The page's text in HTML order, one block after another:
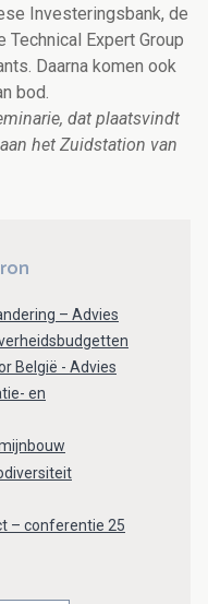
Investeringsbank, de
Technical Expert Group
Daarna komen ook
bod.
dat plaatsvindt
het Zuidstation van
– Advies
België - Advies
en
– conferentie 25